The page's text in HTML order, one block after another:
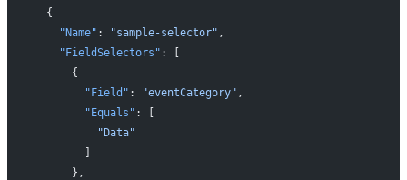
  {
    "Name"
: "sample-selector" ,
    "FieldSelectors"
: [
      {
        "Field"
: "eventCategory" ,
        "Equals"
: [
          "Data"
        ]
      },